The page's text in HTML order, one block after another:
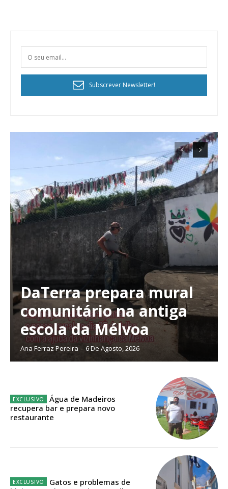
Planos de Assinatura
Faça-se assinante do Região de Cister e ajude-nos a manter este serviço
público!
Escolha o plano de assinatura desejado:
Subscrever Newsletter!
DaTerra prepara mural
comunitário na antiga
escola da Mélvoa
Ana Ferraz Pereira - 6 De Agosto, 2026
Água de Madeiros
recupera bar e prepara novo
restaurante
Gatos e problemas de